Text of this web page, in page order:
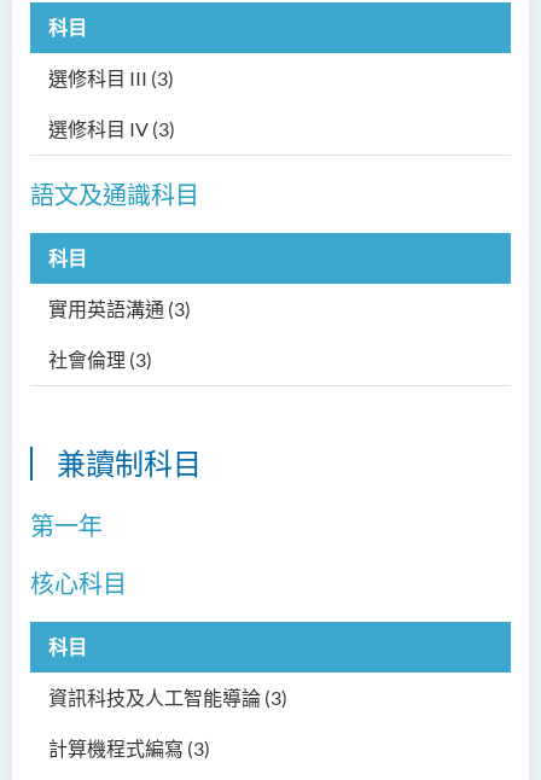
科目
選修科目 III (3)
選修科目 IV (3)
語文及通識科目
科目
實用英語溝通 (3)
社會倫理 (3)
兼讀制科目
第一年
核心科目
科目
資訊科技及人工智能導論 (3)
計算機程式編寫 (3)